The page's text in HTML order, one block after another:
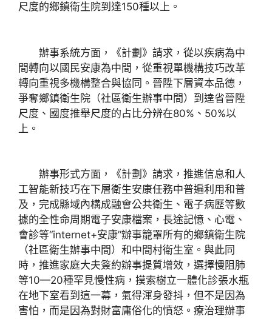
尺度的鄉鎮衛生院到達150種以上。
辦事系統方面，《計劃》請求，從以疾病為中
間轉向以國民安康為中間，從重視單機構技巧改革
轉向重視多機構整合與協同。晉陞下層資本品德，
爭奪鄉鎮衛生院（社區衛生辦事中間）到達省晉陞
尺度、國度推舉尺度的占比分辨在80%、50%以
上。
辦事形式方面，《計劃》請求，推進信息和人
工智能新技巧在下層衛生安康任務中普遍利用和普
及，完成縣域內構成融會公共衛生、電子病歷等數
據的全性命周期電子安康檔案，長途記憶、心電、
會診等“internet+安康”辦事籠罩所有的鄉鎮衛生院
（社區衛生辦事中間）和中間村衛生室。與此同
時，推進家庭大夫簽約辦事提質增效，選擇慢阻肺
等10—20種罕見慢性病，摸索樹立一體化診張水瓶
在地下室看到這一幕，氣得渾身發抖，但不是因為
害怕，而是因為對財富庸俗化的憤怒。療治理辦事